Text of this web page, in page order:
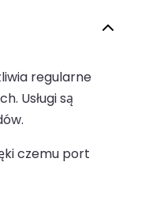
regularne
Usługi są
czemu port